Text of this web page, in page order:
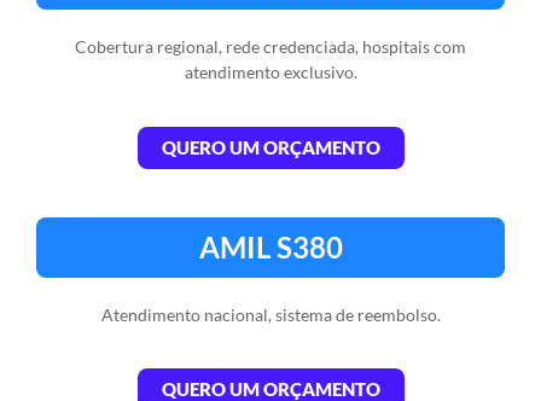
Cobertura regional, rede credenciada, hospitais com
atendimento exclusivo.
QUERO UM ORÇAMENTO
AMIL S380​
Atendimento nacional, sistema de reembolso.​
QUERO UM ORÇAMENTO